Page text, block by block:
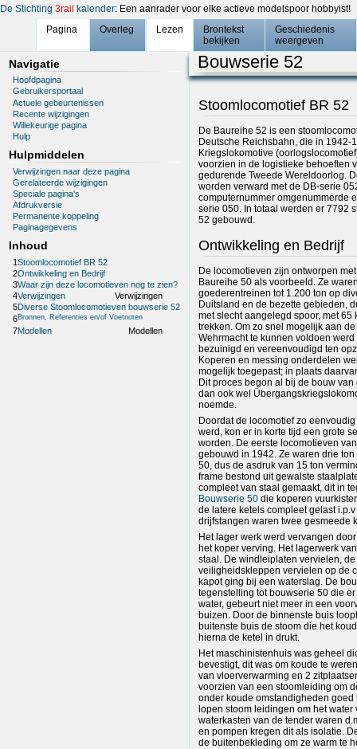
De Stichting 3rail kalender: Een aanrader voor elke actieve modelspoor hobbyist!
Pagina
Overleg Lezen
Brontekst
bekijken
Geschiedenis
weergeven
Navigatie
Hoofdpagina
Gebruikersportaal
Actuele gebeurtenissen
Recente wijzigingen
Willekeurige pagina
Hulp
Hulpmiddelen
Verwijzingen naar deze pagina
Gerelateerde wijzigingen
Speciale pagina's
Afdrukversie
Permanente koppeling
Paginagegevens
Inhoud
1Stoomlocomotief BR 52
2Ontwikkeling en Bedrijf
3Waar zijn deze locomotieven nog te zien?
4Verwijzingen
Verwijzingen
5Diverse Stoomlocomotieven bouwserie 52
6Bronnen, Referenties en/of Voetnoten
7Modellen Modellen
Bouwserie 52
Stoomlocomotief BR 52
De Baureihe 52 is een
Deutsche Reichsbahn, die in 1942-
Kriegslokomotive
voorzien in de logistieke behoeften
gedurende Tweede Wereldoorlog.
worden verward met de DB-serie
computernummer omgenummerde
serie 050. In totaal werden er 7792
52 gebouwd.
Ontwikkeling en Bedrijf
De locomotieven zijn ontworpen
Baureihe 50 als voorbeeld. Ze
goederentreinen tot 1.200 ton op
Duitsland en de bezette gebieden,
met slecht aangelegd spoor, met 65
trekken. Om zo snel mogelijk aan
Wehrmacht te kunnen voldoen
bezuinigd en vereenvoudigd ten
Koperen en messing onderdelen
mogelijk toegepast; in plaats
Dit proces begon al bij de bouw
dan ook wel
noemde.
Doordat de locomotief zo
werd, kon er in korte tijd een grote
worden. De eerste locomotieven
gebouwd in 1942. Ze waren drie
50, dus de asdruk van 15 ton
frame bestond uit gewalste
compleet van staal gemaakt, dit in
Bouwserie 50die koperen
de latere ketels compleet gelast
drijfstangen waren twee gesmeede
Het lager werk werd vervangen
het koper verving. Het lagerwerk
staal. De windleiplaten vervielen,
veiligheidskleppen vervielen op de
kapot ging bij een waterslag. De
tegenstelling tot bouwserie 50 die
water, gebeurt niet meer in een
buizen. Door de binnenste buis
buitenste buis de stoom die het
hierna de ketel in drukt.
Het maschinistenhuis was geheel
bevestigt, dit was om koude te
van vloerverwarming en 2
voorzien van een stoomleiding om
onder koude omstandigheden
lopen stoom leidingen om het
waterkasten van de tender waren
en pompen kregen dit als isolatie.
de buitenbekleding om ze warm te